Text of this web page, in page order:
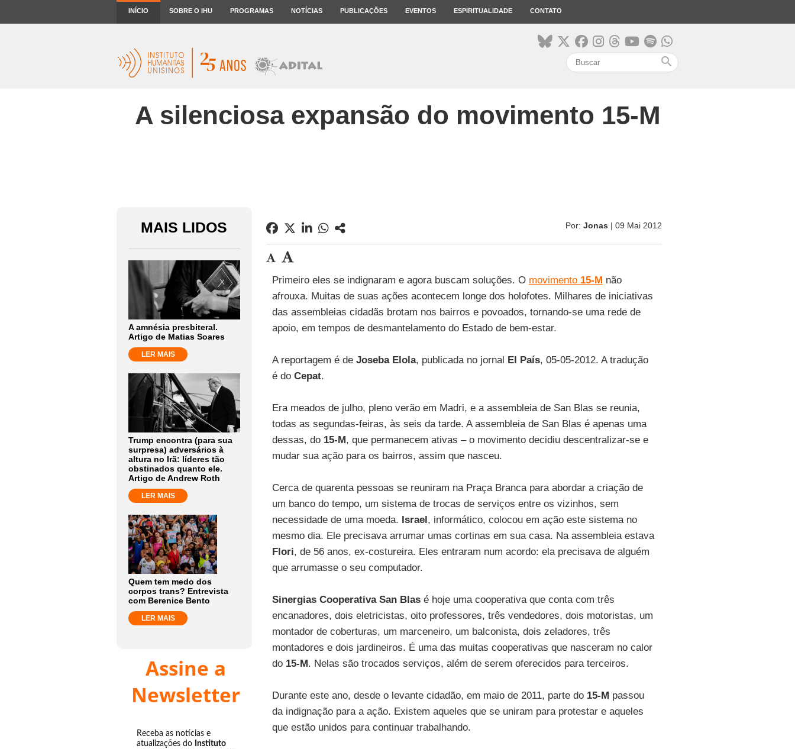
INÍCIO SOBRE O IHU PROGRAMAS NOTÍCIAS PUBLICAÇÕES EVENTOS ESPIRITUALIDADE CONTATO
search
A silenciosa expansão do movimento 15-M
MAIS LIDOS
A amnésia presbiteral.
Artigo de Matias Soares
LER MAIS
Trump encontra (para sua
surpresa) adversários à
altura no Irã: líderes tão
obstinados quanto ele.
Artigo de Andrew Roth
LER MAIS
Quem tem medo dos
corpos trans? Entrevista
com Berenice Bento
LER MAIS
Assine a
Newsletter
Receba as notícias e
atualizações do Instituto
Por: Jonas | 09 Mai 2012
Primeiro eles se indignaram e agora buscam soluções. O movimento 15-M não
afrouxa. Muitas de suas ações acontecem longe dos holofotes. Milhares de iniciativas
das assembleias cidadãs brotam nos bairros e povoados, tornando-se uma rede de
apoio, em tempos de desmantelamento do Estado de bem-estar.
A reportagem é de Joseba Elola, publicada no jornal El País, 05-05-2012. A tradução
é do Cepat.
Era meados de julho, pleno verão em Madri, e a assembleia de San Blas se reunia,
todas as segundas-feiras, às seis da tarde. A assembleia de San Blas é apenas uma
dessas, do 15-M, que permanecem ativas – o movimento decidiu descentralizar-se e
mudar sua ação para os bairros, assim que nasceu.
Cerca de quarenta pessoas se reuniram na Praça Branca para abordar a criação de
um banco do tempo, um sistema de trocas de serviços entre os vizinhos, sem
necessidade de uma moeda. Israel, informático, colocou em ação este sistema no
mesmo dia. Ele precisava arrumar umas cortinas em sua casa. Na assembleia estava
Flori, de 56 anos, ex-costureira. Eles entraram num acordo: ela precisava de alguém
que arrumasse o seu computador.
Sinergias Cooperativa San Blasé hoje uma cooperativa que conta com três
encanadores, dois eletricistas, oito professores, três vendedores, dois motoristas, um
montador de coberturas, um marceneiro, um balconista, dois zeladores, três
montadores e dois jardineiros. É uma das muitas cooperativas que nasceram no calor
do 15-M. Nelas são trocados serviços, além de serem oferecidos para terceiros.
Durante este ano, desde o levante cidadão, em maio de 2011, parte do 15-M passou
da indignação para a ação. Existem aqueles que se uniram para protestar e aqueles
que estão unidos para continuar trabalhando.